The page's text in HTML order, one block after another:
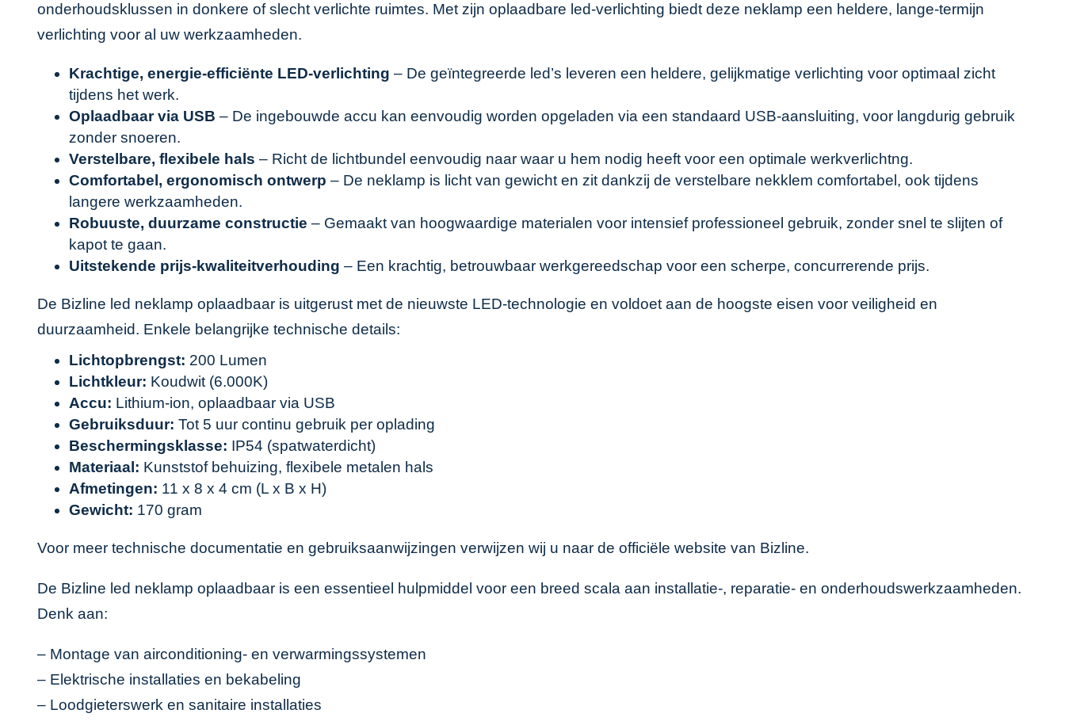
onderhoudsklussen in donkere of slecht verlichte ruimtes. Met zijn oplaadbare led-verlichting biedt deze neklamp een heldere, lange-termijn
verlichting voor al uw werkzaamheden.
Krachtige, energie-efficiënte LED-verlichting – De geïntegreerde led’s leveren een heldere, gelijkmatige verlichting voor optimaal zicht
tijdens het werk.
Oplaadbaar via USB – De ingebouwde accu kan eenvoudig worden opgeladen via een standaard USB-aansluiting, voor langdurig gebruik
zonder snoeren.
Verstelbare, flexibele hals – Richt de lichtbundel eenvoudig naar waar u hem nodig heeft voor een optimale werkverlichtng.
Comfortabel, ergonomisch ontwerp – De neklamp is licht van gewicht en zit dankzij de verstelbare nekklem comfortabel, ook tijdens
langere werkzaamheden.
Robuuste, duurzame constructie – Gemaakt van hoogwaardige materialen voor intensief professioneel gebruik, zonder snel te slijten of
kapot te gaan.
Uitstekende prijs-kwaliteitverhouding – Een krachtig, betrouwbaar werkgereedschap voor een scherpe, concurrerende prijs.
De Bizline led neklamp oplaadbaar is uitgerust met de nieuwste LED-technologie en voldoet aan de hoogste eisen voor veiligheid en
duurzaamheid. Enkele belangrijke technische details:
Lichtopbrengst: 200 Lumen
Lichtkleur: Koudwit (6.000K)
Accu: Lithium-ion, oplaadbaar via USB
Gebruiksduur: Tot 5 uur continu gebruik per oplading
Beschermingsklasse: IP54 (spatwaterdicht)
Materiaal: Kunststof behuizing, flexibele metalen hals
Afmetingen: 11 x 8 x 4 cm (L x B x H)
Gewicht: 170 gram
Voor meer technische documentatie en gebruiksaanwijzingen verwijzen wij u naar de officiële website van Bizline.
De Bizline led neklamp oplaadbaar is een essentieel hulpmiddel voor een breed scala aan installatie-, reparatie- en onderhoudswerkzaamheden.
Denk aan:
– Montage van airconditioning- en verwarmingssystemen
– Elektrische installaties en bekabeling
– Loodgieterswerk en sanitaire installaties